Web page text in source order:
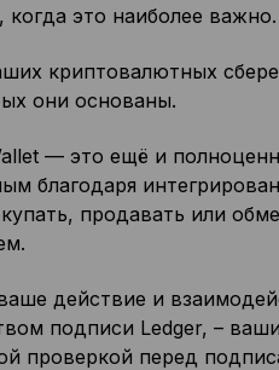
когда это наиболее важно.
криптовалютных
они основаны.
— это ещё и
благодаря
продавать или
действие и
подписи Ledger, –
проверкой перед